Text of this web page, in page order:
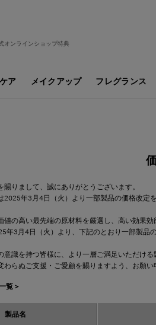
オンラインショップ特典
ア メイクアップ フレグランス
りまして、誠にありがとうございます。
2025年3月4日（火）より一部製品の価格改定
値の高い最先端の原材料を厳選し、高い効果
年3月4日（火）より、下記のとおり一部製品
意識を持つ皆様に、より一層ご満足いただける
わらぬご支援・ご愛顧を賜りますよう、お願い
覧＞
製品名